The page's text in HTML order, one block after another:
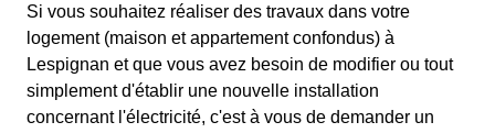
Si vous souhaitez réaliser des travaux dans votre
logement (maison et appartement confondus) à
Lespignan et que vous avez besoin de modifier ou tout
simplement d'établir une nouvelle installation
concernant l'électricité, c'est à vous de demander un